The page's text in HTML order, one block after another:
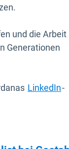
und die Arbeit
Generationen
LinkedIn-